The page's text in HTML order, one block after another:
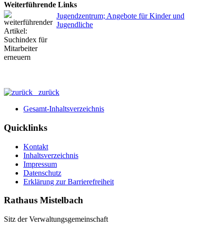
Weiterführende Links
Jugendzentrum; Angebote für Kinder und
Jugendliche
zurück
Gesamt-Inhaltsverzeichnis
Quicklinks
Kontakt
Inhaltsverzeichnis
Impressum
Datenschutz
Erklärung zur Barrierefreiheit
Rathaus Mistelbach
Sitz der Verwaltungsgemeinschaft